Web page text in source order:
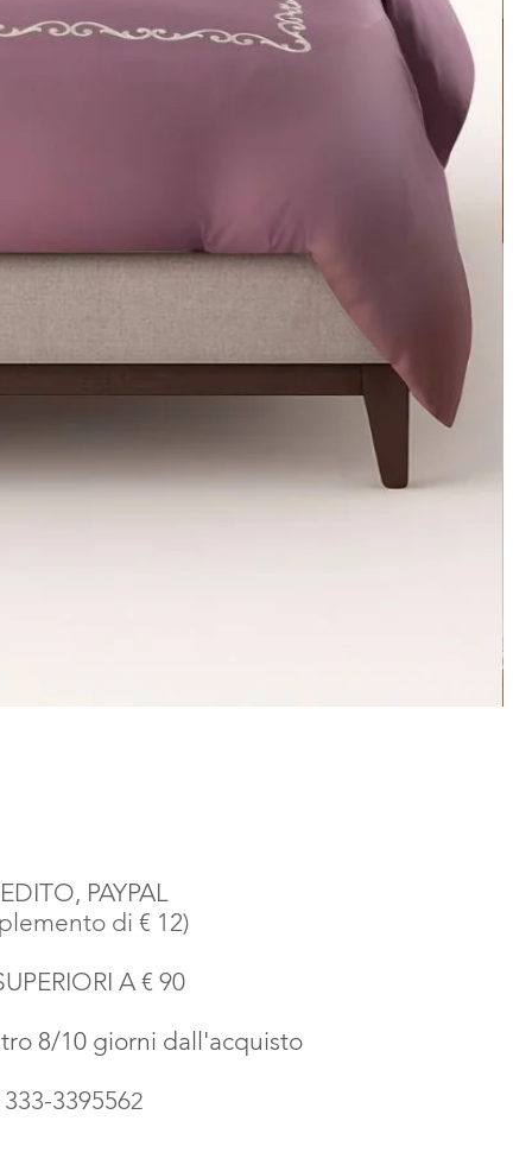
PAYPAL
di € 12)
A € 90
8/10 giorni dall'acquisto
3395562